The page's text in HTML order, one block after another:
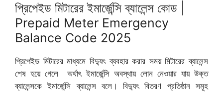
প্রিপেইড মিটারের ইমার্জেন্সি ব্যালেন্স কোড |
Prepaid Meter Emergency
Balance Code 2025
প্রিপেইড মিটারের মাধ্যমে বিদ্যুৎ ব্যবহার করার সময় মিটারের ব্যালেন্স
শেষ হয়ে গেলে অর্থাৎ ইমার্জেন্সি অবস্থায় লোন নেওয়ার যায় উক্ত
ব্যালেন্সকে ইমার্জেন্সি ব্যালেন্স বলে। বিদ্যুৎ বিতরণ প্রতিষ্ঠান সমূহ